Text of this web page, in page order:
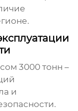
3000 тонн –
и